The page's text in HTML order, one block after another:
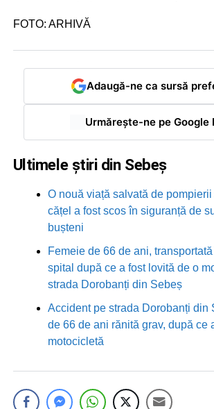
FOTO: ARHIVĂ
Adaugă-ne ca sursă
Urmărește-ne pe Google
Ultimele știri din Sebeș
O nouă viață salvată de
cățel a fost scos în siguranță de
bușteni
Femeie de 66 de ani,
spital după ce a fost lovită de o
strada Dorobanți din Sebeș
Accident pe strada Dorobanți din
de 66 de ani rănită grav, după ce
motocicletă